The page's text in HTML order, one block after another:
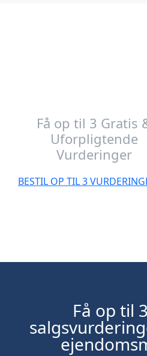
Få op til 3 Gratis
Uforpligtende
Vurderinger
BESTIL OP TIL 3
Få op til